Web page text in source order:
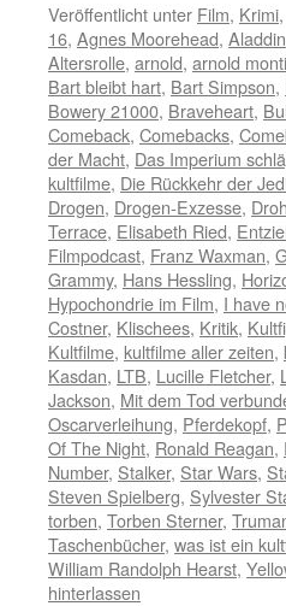
Veröffentlicht unter Film, Krimi,
16, Agnes Moorehead, Aladdin
Altersrolle, arnold, arnold monti
Bart bleibt hart, Bart Simpson,
Bowery 21000, Braveheart,
Comeback, Comebacks,
der Macht, Das Imperium
kultfilme, Die Rückkehr der
Drogen, Drogen-Exzesse,
Terrace, Elisabeth Ried,
Filmpodcast, Franz Waxman,
Grammy, Hans Hessling,
Hypochondrie im Film, I have
Costner, Klischees, Kritik,
Kultfilme, kultfilme aller zeiten,
Kasdan, LTB, Lucille Fletcher,
Jackson, Mit dem Tod
Oscarverleihung, Pferdekopf,
Of The Night, Ronald Reagan,
Number, Stalker, Star Wars,
Steven Spielberg, Sylvester
torben, Torben Sterner,
Taschenbücher, was ist ein
William Randolph Hearst,
hinterlassen